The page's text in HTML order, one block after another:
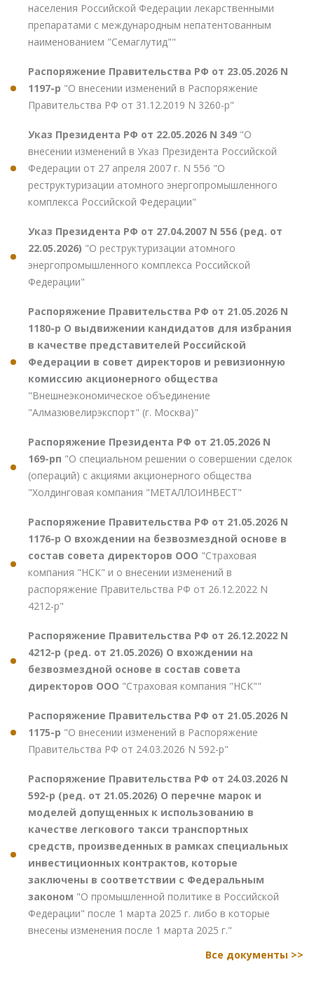
населения Российской Федерации лекарственными
препаратами с международным непатентованным
наименованием "Семаглутид""
Распоряжение Правительства РФ от 23.05.2026 N
1197-р "О внесении изменений в Распоряжение
Правительства РФ от 31.12.2019 N 3260-р"
Указ Президента РФ от 22.05.2026 N 349 "О
внесении изменений в Указ Президента Российской
Федерации от 27 апреля 2007 г. N 556 "О
реструктуризации атомного энергопромышленного
комплекса Российской Федерации"
Указ Президента РФ от 27.04.2007 N 556 (ред. от
22.05.2026) "О реструктуризации атомного
энергопромышленного комплекса Российской
Федерации"
Распоряжение Правительства РФ от 21.05.2026 N
1180-р О выдвижении кандидатов для избрания
в качестве представителей Российской
Федерации в совет директоров и ревизионную
комиссию акционерного общества
"Внешнеэкономическое объединение
"Алмазювелирэкспорт" (г. Москва)"
Распоряжение Президента РФ от 21.05.2026 N
169-рп "О специальном решении о совершении сделок
(операций) с акциями акционерного общества
"Холдинговая компания "МЕТАЛЛОИНВЕСТ"
Распоряжение Правительства РФ от 21.05.2026 N
1176-р О вхождении на безвозмездной основе в
состав совета директоров ООО "Страховая
компания "НСК" и о внесении изменений в
распоряжение Правительства РФ от 26.12.2022 N
4212-р"
Распоряжение Правительства РФ от 26.12.2022 N
4212-р (ред. от 21.05.2026) О вхождении на
безвозмездной основе в состав совета
директоров ООО "Страховая компания "НСК""
Распоряжение Правительства РФ от 21.05.2026 N
1175-р "О внесении изменений в Распоряжение
Правительства РФ от 24.03.2026 N 592-р"
Распоряжение Правительства РФ от 24.03.2026 N
592-р (ред. от 21.05.2026) О перечне марок и
моделей допущенных к использованию в
качестве легкового такси транспортных
средств, произведенных в рамках специальных
инвестиционных контрактов, которые
заключены в соответствии с Федеральным
законом "О промышленной политике в Российской
Федерации" после 1 марта 2025 г. либо в которые
внесены изменения после 1 марта 2025 г."
Все документы >>